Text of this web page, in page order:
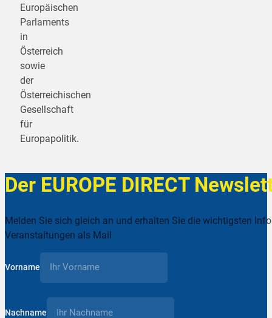
Europäischen
Parlaments
in
Österreich
sowie
der
Österreichischen
Gesellschaft
für
Europapolitik.
Der EUROPE DIRECT
Melden Sie sich gleich an und erhalten Sie die wichtigsten
Veranstaltungen als Mail
Vorname
Nachname